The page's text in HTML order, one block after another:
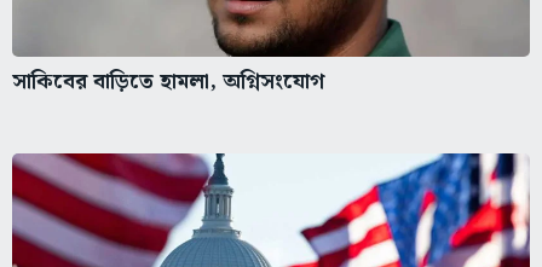
সাকিবের বাড়িতে হামলা, অগ্নিসংযোগ